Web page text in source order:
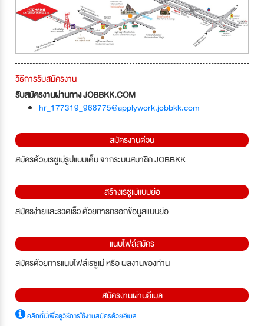
วิธีการรับสมัครงาน
รับสมัครงานผ่านทาง JOBBKK.COM
hr_177319_968775@applywork.jobbkk.com
สมัครงานด่วน
สมัครด้วยเรซูเม่รูปแบบเต็ม จากระบบสมาชิก JOBBKK
สร้างเรซูเม่แบบย่อ
สมัครง่ายและรวดเร็ว ด้วยการกรอกข้อมูลแบบย่อ
แนบไฟล์สมัคร
สมัครด้วยการแนบไฟล์เรซูเม่ หรือ ผลงานของท่าน
สมัครงานผ่านอีเมล
คลิกที่นี่เพื่อดูวิธีการใช้งานสมัครด้วยอีเมล